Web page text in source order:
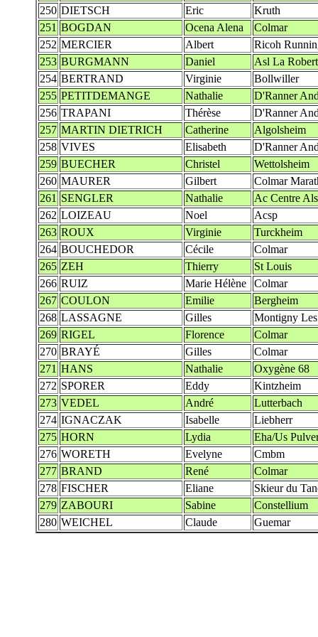
250 DIETSCH Eric
Kruth
251 BOGDAN Ocena Alena
Colmar
252 MERCIER Albert
Ricoh
253 BURGMANN Daniel
Asl La
254 BERTRAND Virginie
Bollwiller
255 PETITDEMANGE Nathalie
D'Ranner
256 TRAPANI Thérèse
D'Ranner
257 MARTIN DIETRICH Catherine
Algolsheim
258 VIVES Elisabeth
D'Ranner
259 BUECHER Christel
Wettolsheim
260 MAURER Gilbert
Colmar
261 SENGLER Nathalie
Ac Centre
262 LOIZEAU Noel
Acsp
263 ROUX Virginie
Turckheim
264 BOUCHEDOR Cécile
Colmar
265 ZEH Thierry
St Louis
266 RUIZ Marie Hélène
Colmar
267 COULON Emilie
Bergheim
268 LASSAGNE Gilles
Montigny
269 RIGEL Florence
Colmar
270 BRAYÉ Gilles
Colmar
271 HANS Nathalie
Oxygène 68
272 SPORER Eddy
Kintzheim
273 VEDEL André
Lutterbach
274 IGNACZAK Isabelle
Liebherr
275 HORN Lydia
Eha/Us
276 WORETH Evelyne
Cmbm
277 BRAND René
Colmar
278 FISCHER Eliane
Skieur du
279 ZABOURI Sabine
Constellium
280 WEICHEL Claude Guemar